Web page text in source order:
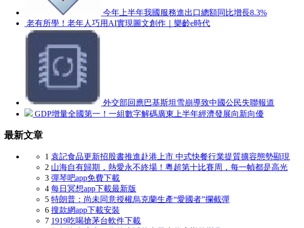
今年上半年我國服務進出口總額同比增長8.3%
老有所學！老年人巧用AI實現圖文創作｜樂齡e時代
外交部回應巴基斯坦雪崩導致中國公民失聯報道
GDP增量全國第一！一組數字解碼廣東上半年經濟發展向新向優
最新文章
1 袁記食品更新招股書推進赴港上市 中式快餐行業提質擴容態勢顯現
2 山海自有歸期，熱愛永不終場！粵超第十比賽周，每一幀都是高光
3 彈琴吧app免費下載
4 每日冥想app下載最新版
5 特朗普：尚未同意授權烏克蘭生產“愛國者”攔截彈
6 搜款網app下載安裝
7 1919吃喝搶茅台軟件下載